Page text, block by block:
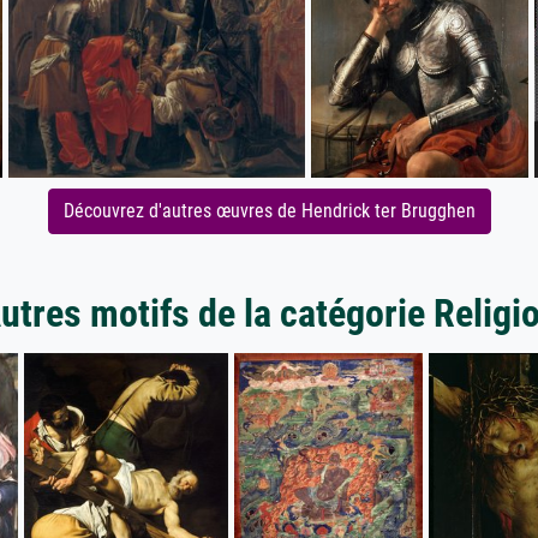
Découvrez d'autres œuvres de Hendrick ter Brugghen
motifs de la catégorie